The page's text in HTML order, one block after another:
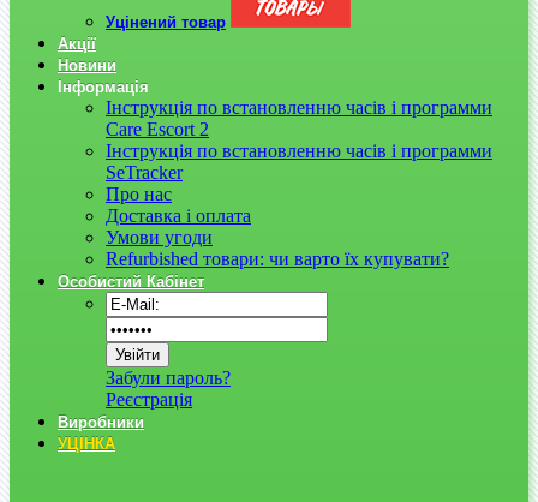
Уцінений товар
Акції
Новини
Інформація
Інструкція по встановленню часів і программи
Care Escort 2
Інструкція по встановленню часів і программи
SeTracker
Про нас
Доставка і оплата
Умови угоди
Refurbished товари: чи варто їх купувати?
Особистий Кабінет
Забули пароль?
Реєстрація
Виробники
УЦІНКА